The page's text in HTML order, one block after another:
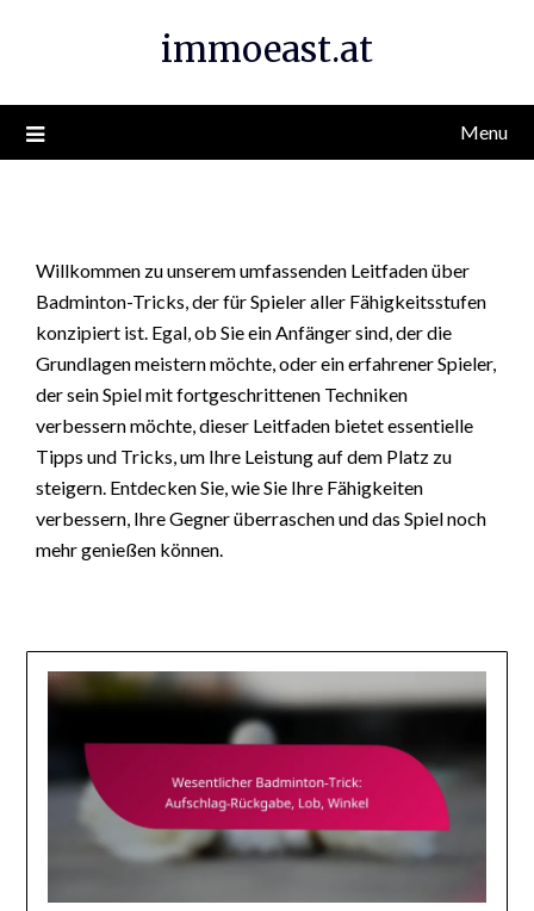
immoeast.at
Menu
Willkommen zu unserem umfassenden Leitfaden über
Badminton-Tricks, der für Spieler aller Fähigkeitsstufen
konzipiert ist. Egal, ob Sie ein Anfänger sind, der die
Grundlagen meistern möchte, oder ein erfahrener Spieler,
der sein Spiel mit fortgeschrittenen Techniken
verbessern möchte, dieser Leitfaden bietet essentielle
Tipps und Tricks, um Ihre Leistung auf dem Platz zu
steigern. Entdecken Sie, wie Sie Ihre Fähigkeiten
verbessern, Ihre Gegner überraschen und das Spiel noch
mehr genießen können.